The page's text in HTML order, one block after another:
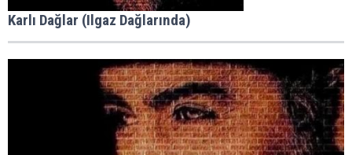
Karlı Dağlar (Ilgaz Dağlarında)